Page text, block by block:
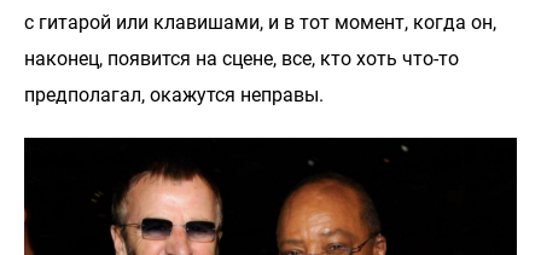
с гитарой или клавишами, и в тот момент, когда он,
наконец, появится на сцене, все, кто хоть что-то
предполагал, окажутся неправы.